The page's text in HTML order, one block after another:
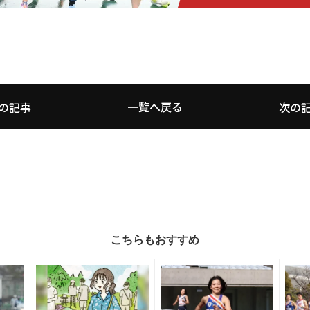
記事 一覧へ戻る 次の
こちらもおすすめ